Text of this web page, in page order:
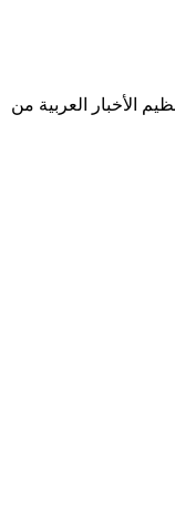
الأخبار العربية من